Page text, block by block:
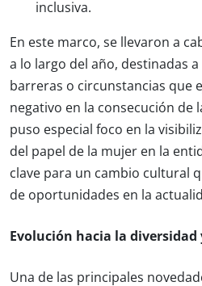
inclusiva.
En este marco, se llevaron a
a lo largo del año, destinadas
barreras o circunstancias que
negativo en la consecución de
puso especial foco en la
del papel de la mujer en la
clave para un cambio cultural
de oportunidades en la
Evolución hacia la diversidad
Una de las principales